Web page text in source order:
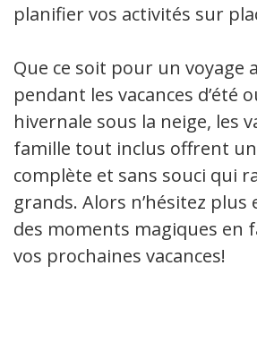
planifier vos activités sur
Que ce soit pour un voyage
pendant les vacances d’été
hivernale sous la neige, les
famille tout inclus offrent
complète et sans souci qui
grands. Alors n’hésitez plus
des moments magiques en
vos prochaines vacances!